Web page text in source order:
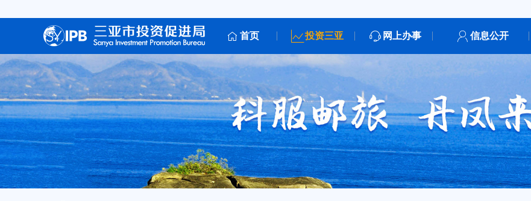
首页 投资三亚 网上办事 信息公开